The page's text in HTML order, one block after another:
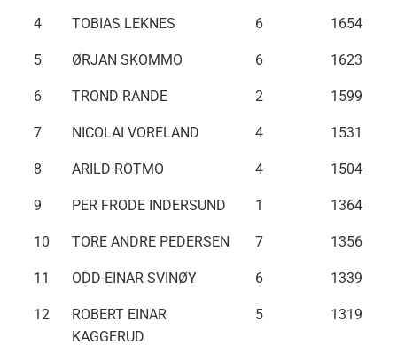
4 TOBIAS LEKNES 6 1654
5 ØRJAN SKOMMO 6 1623
6 TROND RANDE 2 1599
7 NICOLAI VORELAND 4 1531
8 ARILD ROTMO 4 1504
9 PER FRODE INDERSUND 1 1364
10 TORE ANDRE PEDERSEN 7 1356
11 ODD-EINAR SVINØY 6 1339
12
ROBERT EINAR
KAGGERUD
5 1319